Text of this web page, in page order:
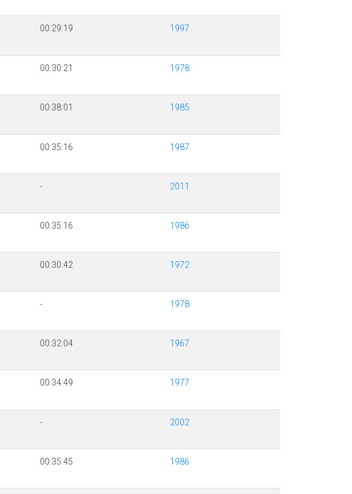
00:29:19 1997
00:30:21 1978
00:38:01 1985
00:35:16 1987
- 2011
00:35:16 1986
00:30:42 1972
- 1978
00:32:04 1967
00:34:49 1977
- 2002
00:35:45 1986